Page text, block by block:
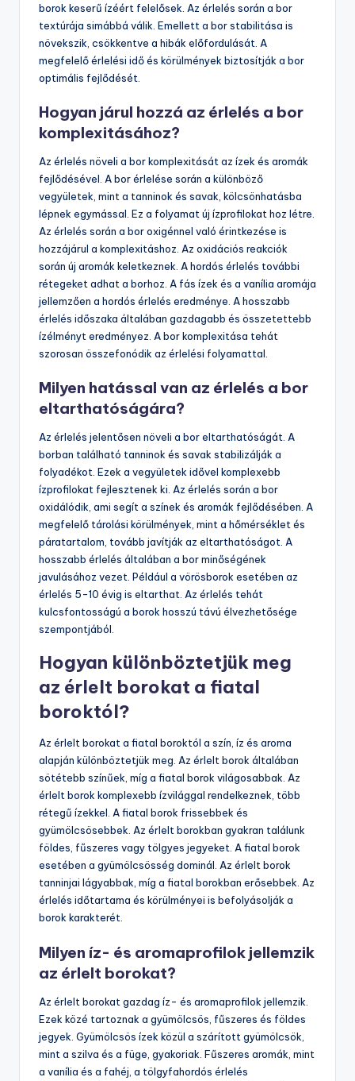
borok keserű ízéért felelősek. Az érlelés során a bor
textúrája simábbá válik. Emellett a bor stabilitása is
növekszik, csökkentve a hibák előfordulását. A
megfelelő érlelési idő és körülmények biztosítják a bor
optimális fejlődését.
Hogyan járul hozzá az érlelés a bor
komplexitásához?
Az érlelés növeli a bor komplexitását az ízek és aromák
fejlődésével. A bor érlelése során a különböző
vegyületek, mint a tanninok és savak, kölcsönhatásba
lépnek egymással. Ez a folyamat új ízprofilokat hoz létre.
Az érlelés során a bor oxigénnel való érintkezése is
hozzájárul a komplexitáshoz. Az oxidációs reakciók
során új aromák keletkeznek. A hordós érlelés további
rétegeket adhat a borhoz. A fás ízek és a vanília aromája
jellemzően a hordós érlelés eredménye. A hosszabb
érlelés időszaka általában gazdagabb és összetettebb
ízélményt eredményez. A bor komplexitása tehát
szorosan összefonódik az érlelési folyamattal.
Milyen hatással van az érlelés a bor
eltarthatóságára?
Az érlelés jelentősen növeli a bor eltarthatóságát. A
borban található tanninok és savak stabilizálják a
folyadékot. Ezek a vegyületek idővel komplexebb
ízprofilokat fejlesztenek ki. Az érlelés során a bor
oxidálódik, ami segít a színek és aromák fejlődésében. A
megfelelő tárolási körülmények, mint a hőmérséklet és
páratartalom, tovább javítják az eltarthatóságot. A
hosszabb érlelés általában a bor minőségének
javulásához vezet. Például a vörösborok esetében az
érlelés 5-10 évig is eltarthat. Az érlelés tehát
kulcsfontosságú a borok hosszú távú élvezhetősége
szempontjából.
Hogyan különböztetjük meg
az érlelt borokat a fiatal
boroktól?
Az érlelt borokat a fiatal boroktól a szín, íz és aroma
alapján különböztetjük meg. Az érlelt borok általában
sötétebb színűek, míg a fiatal borok világosabbak. Az
érlelt borok komplexebb ízvilággal rendelkeznek, több
rétegű ízekkel. A fiatal borok frissebbek és
gyümölcsösebbek. Az érlelt borokban gyakran találunk
földes, fűszeres vagy tölgyes jegyeket. A fiatal borok
esetében a gyümölcsösség dominál. Az érlelt borok
tanninjai lágyabbak, míg a fiatal borokban erősebbek. Az
érlelés időtartama és körülményei is befolyásolják a
borok karakterét.
Milyen íz- és aromaprofilok jellemzik
az érlelt borokat?
Az érlelt borokat gazdag íz- és aromaprofilok jellemzik.
Ezek közé tartoznak a gyümölcsös, fűszeres és földes
jegyek. Gyümölcsös ízek közül a szárított gyümölcsök,
mint a szilva és a füge, gyakoriak. Fűszeres aromák, mint
a vanília és a fahéj, a tölgyfahordós érlelés